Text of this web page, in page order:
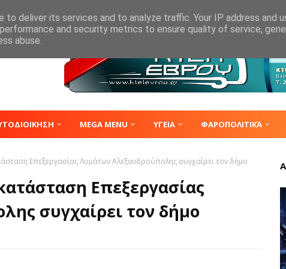
MEGA MENU ΥΓΕΙΑ ΦΑΡΟΠΟΛΙΤΙΚΆ
Επεξεργασίας Λυμάτων Αλεξανδρούπολης συγχαίρει τον δήμο
Επεξεργασίας
συγχαίρει τον δήμο
to deliver its services and to analyze traffic. Your IP address and
and security metrics to ensure quality of service,
abuse.